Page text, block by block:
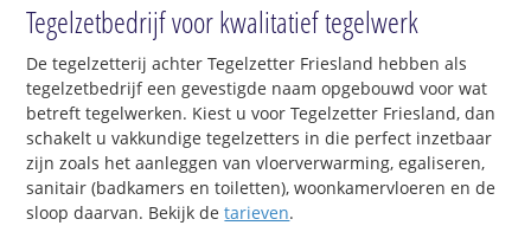
Tegelzetbedrijf voor kwalitatief tegelwerk
De tegelzetterij achter Tegelzetter Friesland hebben als
tegelzetbedrijf een gevestigde naam opgebouwd voor wat
betreft tegelwerken. Kiest u voor Tegelzetter Friesland, dan
schakelt u vakkundige tegelzetters in die perfect inzetbaar
zijn zoals het aanleggen van vloerverwarming, egaliseren,
sanitair (badkamers en toiletten), woonkamervloeren en de
sloop daarvan. Bekijk detarieven.